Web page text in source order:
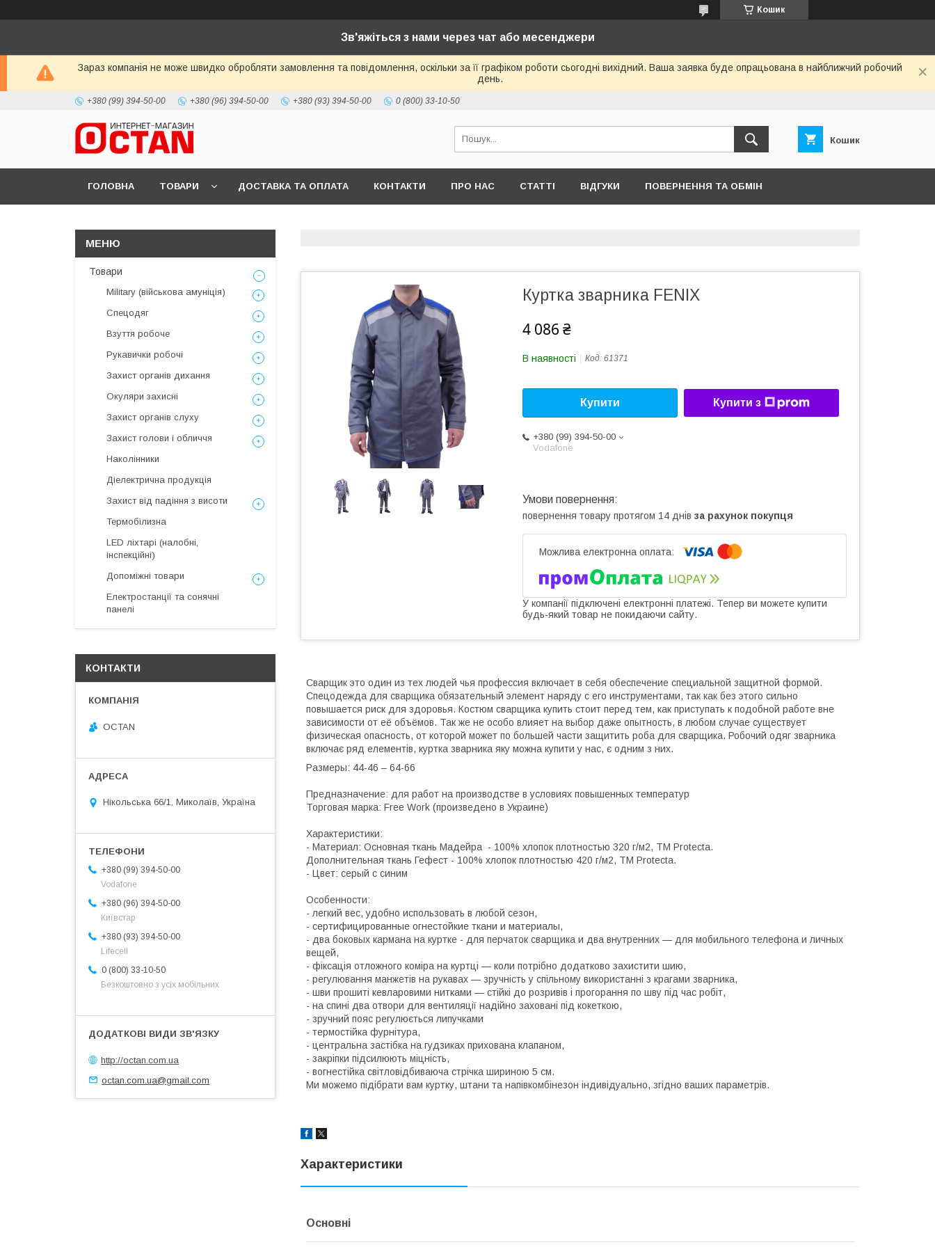
Кошик
Зв'яжіться з нами через чат або месенджери
Зараз компанія не може швидко обробляти замовлення та повідомлення, оскільки за її графіком роботи сьогодні вихідний. Ваша заявка буде опрацьована в найближчий робочий
день.
+380 (99) 394-50-00 +380 (96) 394-50-00 +380 (93) 394-50-00 0 (800) 33-10-50
Кошик
ГОЛОВНА ТОВАРИ ДОСТАВКА ТА ОПЛАТА КОНТАКТИ ПРО НАС СТАТТІ ВІДГУКИ ПОВЕРНЕННЯ ТА ОБМІН
Куртка зварника FENIX
4 086 ₴
В наявності Код: 61371
Купити Купити з
+380 (99) 394-50-00
Vodafone
повернення товару протягом 14 днів за рахунок покупця
У компанії підключені електронні платежі. Тепер ви можете купити
будь-який товар не покидаючи сайту.
Сварщик это один из тех людей чья профессия включает в себя обеспечение специальной защитной формой.
Спецодежда для сварщика обязательный элемент наряду с его инструментами, так как без этого сильно
повышается риск для здоровья. Костюм сварщика купить стоит перед тем, как приступать к подобной работе вне
зависимости от её объёмов. Так же не особо влияет на выбор даже опытность, в любом случае существует
физическая опасность, от которой может по большей части защитить роба для сварщика. Робочий одяг зварника
включає ряд елементів, куртка зварника яку можна купити у нас, є одним з них.
Размеры: 44-46 – 64-66
Предназначение: для работ на производстве в условиях повышенных температур
Торговая марка: Free Work (произведено в Украине)
Характеристики:
- Материал: Основная ткань Мадейра - 100% хлопок плотностью 320 г/м2, ТМ Protecta.
Дополнительная ткань Гефест - 100% хлопок плотностью 420 г/м2, ТМ Protecta.
- Цвет: серый с синим
Особенности:
- легкий вес, удобно использовать в любой сезон,
- сертифицированные огнестойкие ткани и материалы,
- два боковых кармана на куртке - для перчаток сварщика и два внутренних — для мобильного телефона и личных
вещей,
- фіксація отложного коміра на куртці — коли потрібно додатково захистити шию,
- регулювання манжетів на рукавах — зручність у спільному використанні з крагами зварника,
- шви прошиті кевларовими нитками — стійкі до розривів і прогорання по шву під час робіт,
- на спині два отвори для вентиляції надійно заховані під кокеткою,
- зручний пояс регулюється липучками
- термостійка фурнітура,
- центральна застібка на гудзиках прихована клапаном,
- закріпки підсилюють міцність,
- вогнестійка світловідбиваюча стрічка шириною 5 см.
Ми можемо підібрати вам куртку, штани та напівкомбінезон індивідуально, згідно ваших параметрів.
Характеристики
Основні
Товари
Military (військова амуніція)
Спецодяг
Взуття робоче
Рукавички робочі
Захист органів дихання
Окуляри захисні
Захист органів слуху
Захист голови і обличчя
Наколінники
Діелектрична продукція
Захист від падіння з висоти
Термобілизна
LED ліхтарі (налобні,
інспекційні)
Допоміжні товари
Електростанції та сонячні
панелі
КОНТАКТИ
OCTAN
Нікольська 66/1, Миколаїв, Україна
+380 (99) 394-50-00
Vodafone
+380 (96) 394-50-00
Київстар
+380 (93) 394-50-00
Lifecell
0 (800) 33-10-50
Безкоштовно з усіх мобільних
http://octan.com.ua
octan.com.ua@gmail.com